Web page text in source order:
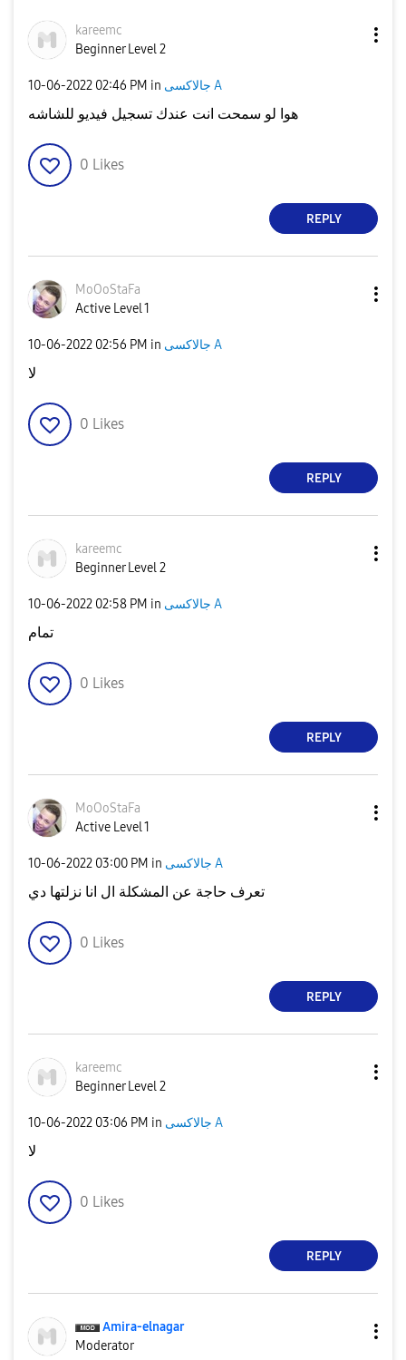
kareemc
Beginner Level 2
‎10-06-2022 02:46 PM in جالاكسى A
هوا لو سمحت انت عندك تسجيل فيديو للشاشه
0 Likes
REPLY
MoOoStaFa
Active Level 1
‎10-06-2022 02:56 PM in جالاكسى A
لا
0 Likes
REPLY
kareemc
Beginner Level 2
‎10-06-2022 02:58 PM in جالاكسى A
تمام
0 Likes
REPLY
MoOoStaFa
Active Level 1
‎10-06-2022 03:00 PM in جالاكسى A
تعرف حاجة عن المشكلة ال انا نزلتها دي
0 Likes
REPLY
kareemc
Beginner Level 2
‎10-06-2022 03:06 PM in جالاكسى A
لا
0 Likes
REPLY
Amira-elnagar
Moderator